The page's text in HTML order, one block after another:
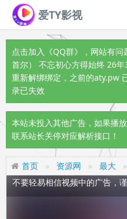
爱TY影视
点击加入《QQ群》
，网站有
首尔） 不忘初心方得始终 26
重新解绑绑定，之前的aty.pw
录已失效
本站未投入其他广告，如果播
联系站长关停对应解析接口！
首页 资源网 最大
如果无法播放请更换播放源，
视频载入速度跟网速有关，请
不要轻易相信视频中的广告，